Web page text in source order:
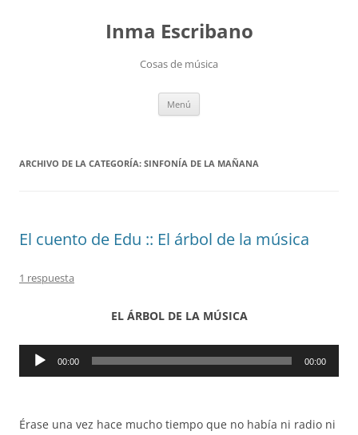
Inma Escribano
Cosas de música
Menú
ARCHIVO DE LA CATEGORÍA: SINFONÍA DE LA MAÑANA
El cuento de Edu :: El árbol de la música
1 respuesta
EL ÁRBOL DE LA MÚSICA
Reproductor
00:00 00:00
Érase una vez hace mucho tiempo que no había ni radio ni